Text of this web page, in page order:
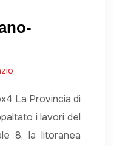
La Provincia di
i lavori del
8, la litoranea